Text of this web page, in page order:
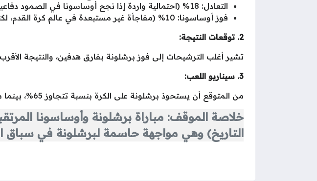
التعادل: 18% (احتمالية واردة إذا نجح أوساسونا في الصمود دفاعياً بالشوط الأول)
فوز أوساسونا: 10% (مفاجأة غير مستبعدة في عالم كرة القدم، لكنها الأقل ترجيحاً).*
2. توقعات النتيجة:
تشير أغلب الترشيحات إلى فوز برشلونة بفارق هدفين، والنتيجة الأقرب للتوقع هي (3-1) أو (2-0)
3. سيناريو اللعب:
من المتوقع أن يستحوذ برشلونة على الكرة بنسبة تتجاوز 65%، بينما سيكتفي أوساسونا بالدفاع المتأخر ومحاولة خطف هدف عكس سير اللعب.
التاريخ) وهي مواجهة حاسمة لبرشلونة في سباق